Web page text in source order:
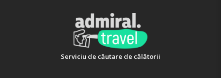
Serviciu de căutare de călătorii